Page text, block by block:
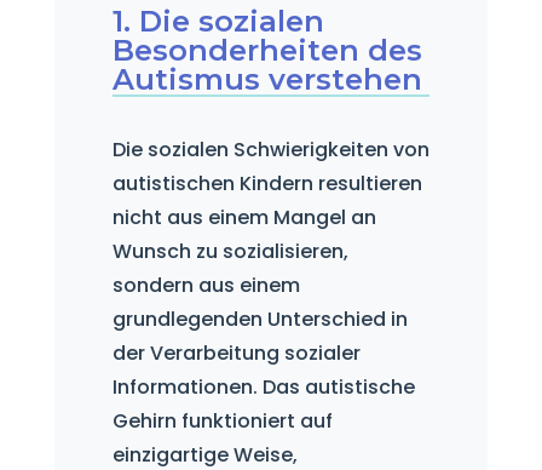
1. Die sozialen
Besonderheiten des
Autismus verstehen
Die sozialen Schwierigkeiten von
autistischen Kindern resultieren
nicht aus einem Mangel an
Wunsch zu sozialisieren,
sondern aus einem
grundlegenden Unterschied in
der Verarbeitung sozialer
Informationen. Das autistische
Gehirn funktioniert auf
einzigartige Weise,